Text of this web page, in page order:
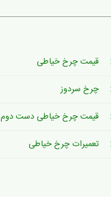
قیمت چرخ خیاطی
چرخ سردوز
قیمت چرخ خیاطی دست دوم
تعمیرات چرخ خیاطی